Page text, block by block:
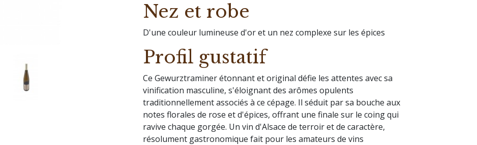
Nez et robe
D'une couleur lumineuse d'or et un nez complexe sur les épices
Profil gustatif
Ce Gewurztraminer étonnant et original défie les attentes avec sa
vinification masculine, s'éloignant des arômes opulents
traditionnellement associés à ce cépage. Il séduit par sa bouche aux
notes florales de rose et d'épices, offrant une finale sur le coing qui
ravive chaque gorgée. Un vin d'Alsace de terroir et de caractère,
résolument gastronomique fait pour les amateurs de vins